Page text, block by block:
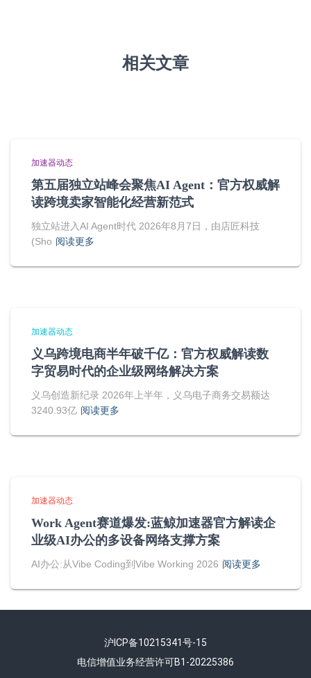
相关文章
加速器动态
第五届独立站峰会聚焦AI Agent：官方权威解
读跨境卖家智能化经营新范式
独立站进入AI Agent时代 2026年8月7日，由店匠科技
(Sho 阅读更多
加速器动态
义乌跨境电商半年破千亿：官方权威解读数
字贸易时代的企业级网络解决方案
义乌创造新纪录 2026年上半年，义乌电子商务交易额达
3240.93亿 阅读更多
加速器动态
Work Agent赛道爆发:蓝鲸加速器官方解读企
业级AI办公的多设备网络支撑方案
AI办公:从Vibe Coding到Vibe Working 2026 阅读更多
沪ICP备10215341号-15
电信增值业务经营许可B1-20225386